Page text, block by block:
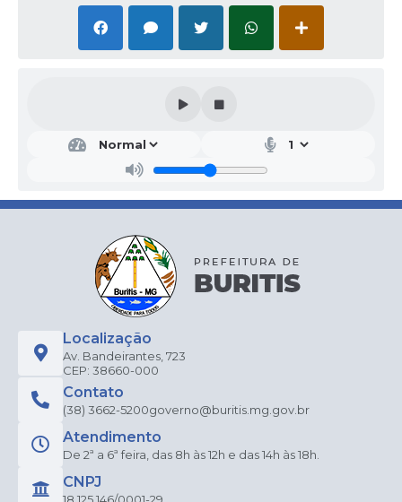
Localização
Av. Bandeirantes, 723
CEP: 38660-000
Contato
(38) 3662-5200governo@buritis.mg.gov.br
Atendimento
De 2ª a 6ª feira, das 8h às 12h e das 14h às 18h.
CNPJ